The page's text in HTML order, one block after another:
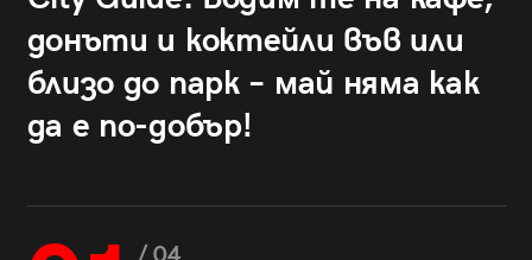
донъти и коктейли във или
близо до парк – май няма как
да е по-добър!